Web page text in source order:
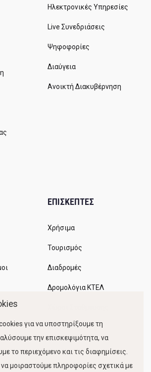
Ηλεκτρονικές Υπηρεσίες
Live Συνεδριάσεις
Ψηφοφορίες
Διαύγεια
Ανοικτή Διακυβέρνηση
ΕΠΙΣΚΕΠΤΕΣ
Χρήσιμα
Τουρισμός
Διαδρομές
Δρομολόγια ΚΤΕΛ
Κίνηση Λιμένος
για να υποστηρίξουμε τη
την επισκεψιμότητα, να
το περιεχόμενο και τις διαφημίσεις.
να μοιραστούμε πληροφορίες σχετικά με